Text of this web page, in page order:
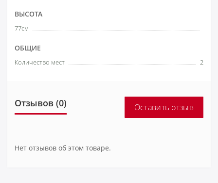
ВЫСОТА
77см
ОБЩИЕ
Количество мест 2
Отзывов (0) Оставить отзыв
Нет отзывов об этом товаре.